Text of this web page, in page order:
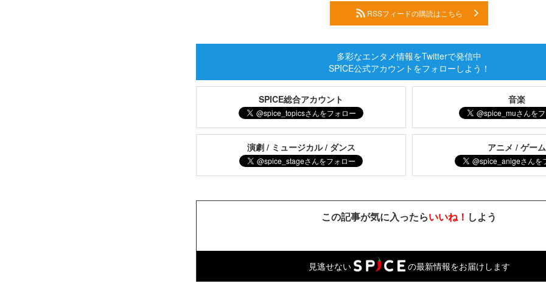
RSSフィードの購読はこちら
多彩なエンタメ情報をTwitterで発信中
SPICE公式アカウントをフォローしよう！
SPICE総合アカウント 音楽
演劇 / ミュージカル / ダンス アニメ / ゲーム
この記事が気に入ったらいいね！ しよう
見逃せない の最新情報をお届けします